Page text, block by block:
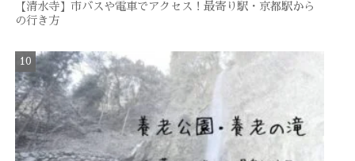
【清水寺】市バスや電車でアクセス！最寄り駅・京都駅から
の行き方